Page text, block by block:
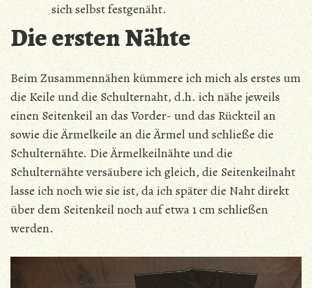
sich selbst festgenäht.
Die ersten Nähte
Beim Zusammennähen kümmere ich mich als erstes um
die Keile und die Schulternaht, d.h. ich nähe jeweils
einen Seitenkeil an das Vorder- und das Rückteil an
sowie die Ärmelkeile an die Ärmel und schließe die
Schulternähte. Die Ärmelkeilnähte und die
Schulternähte versäubere ich gleich, die Seitenkeilnaht
lasse ich noch wie sie ist, da ich später die Naht direkt
über dem Seitenkeil noch auf etwa 1 cm schließen
werden.